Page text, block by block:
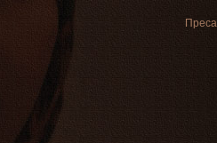
Преса